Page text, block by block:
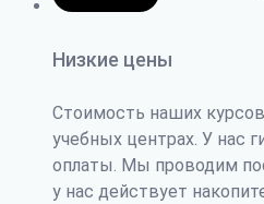
Низкие цены
Стоимость наших
учебных центрах. У нас
оплаты. Мы проводим
у нас действует